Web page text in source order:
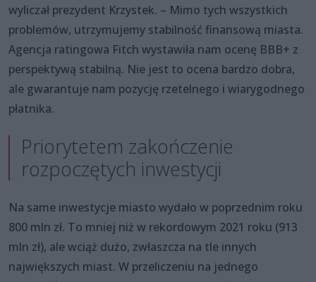
wyliczał prezydent Krzystek. – Mimo tych wszystkich
problemów, utrzymujemy stabilność finansową miasta.
Agencja ratingowa Fitch wystawiła nam ocenę BBB+ z
perspektywą stabilną. Nie jest to ocena bardzo dobra,
ale gwarantuje nam pozycję rzetelnego i wiarygodnego
płatnika.
Priorytetem zakończenie
rozpoczętych inwestycji
Na same inwestycje miasto wydało w poprzednim roku
800 mln zł. To mniej niż w rekordowym 2021 roku (913
mln zł), ale wciąż dużo, zwłaszcza na tle innych
największych miast. W przeliczeniu na jednego